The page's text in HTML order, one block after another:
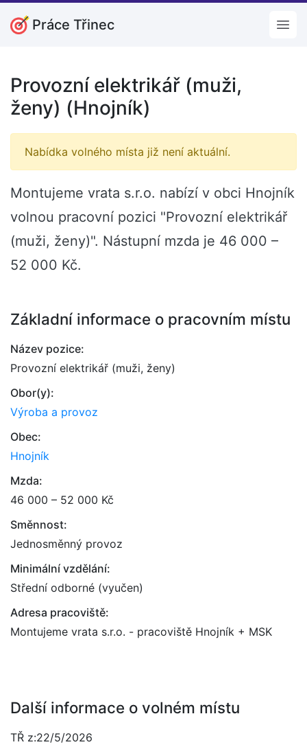
Práce Třinec
Provozní elektrikář (muži,
ženy) (Hnojník)
Nabídka volného místa již není aktuální.
Montujeme vrata s.r.o. nabízí v obci Hnojník
volnou pracovní pozici "Provozní elektrikář
(muži, ženy)". Nástupní mzda je 46 000 –
52 000 Kč.
Základní informace o pracovním místu
Název pozice:
Provozní elektrikář (muži, ženy)
Obor(y):
Výroba a provoz
Obec:
Hnojník
Mzda:
46 000 – 52 000 Kč
Směnnost:
Jednosměnný provoz
Minimální vzdělání:
Střední odborné (vyučen)
Adresa pracoviště:
Montujeme vrata s.r.o. - pracoviště Hnojník + MSK
Další informace o volném místu
TŘ z:22/5/2026